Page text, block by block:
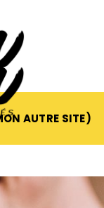
AUTRE SITE)